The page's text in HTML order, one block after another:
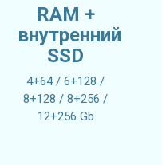
RAM +
внутренний
SSD
4+64 / 6+128 /
8+128 / 8+256 /
12+256 Gb